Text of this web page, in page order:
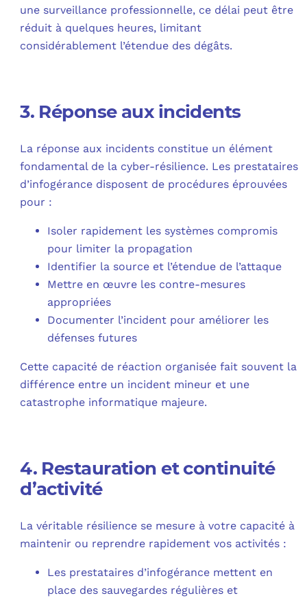
une surveillance professionnelle, ce délai peut être
réduit à quelques heures, limitant
considérablement l’étendue des dégâts.
3. Réponse aux incidents
La réponse aux incidents constitue un élément
fondamental de la cyber-résilience. Les prestataires
d’infogérance disposent de procédures éprouvées
pour :
Isoler rapidement les systèmes compromis
pour limiter la propagation
Identifier la source et l’étendue de l’attaque
Mettre en œuvre les contre-mesures
appropriées
Documenter l’incident pour améliorer les
défenses futures
Cette capacité de réaction organisée fait souvent la
différence entre un incident mineur et une
catastrophe informatique majeure.
4. Restauration et continuité
d’activité
La véritable résilience se mesure à votre capacité à
maintenir ou reprendre rapidement vos activités :
Les prestataires d’infogérance mettent en
place des sauvegardes régulières et